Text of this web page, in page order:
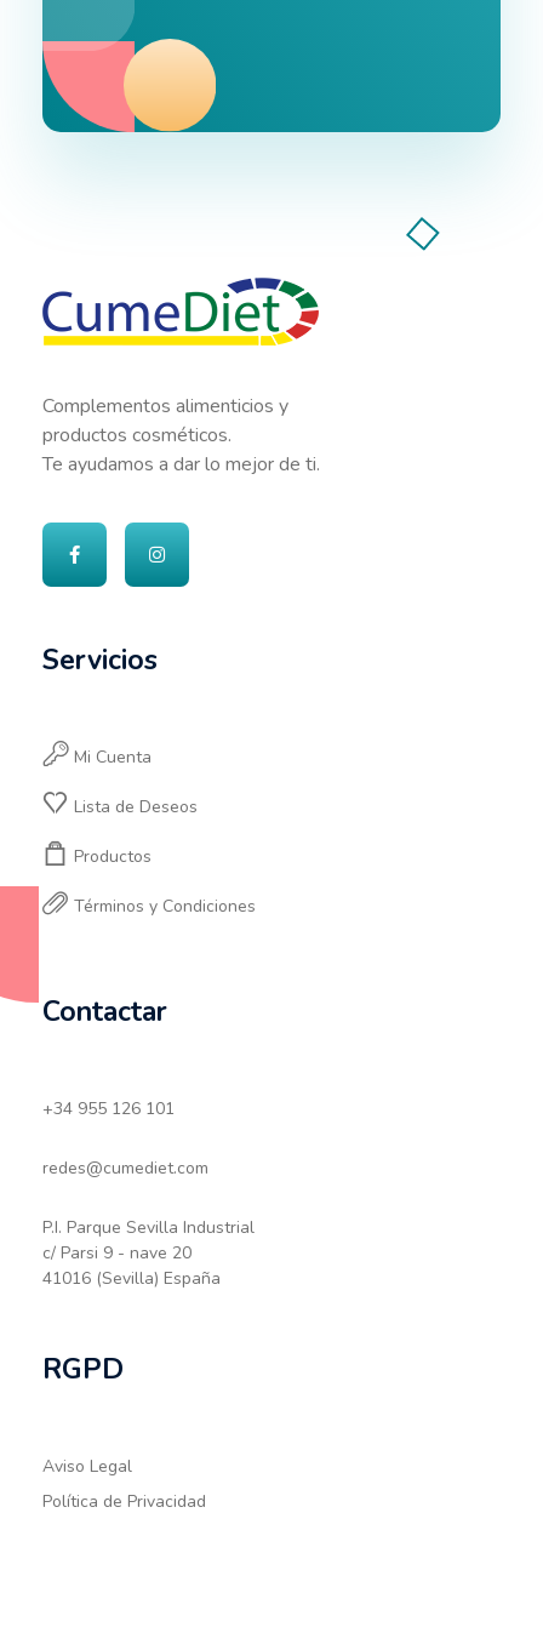
Complementos alimenticios y
productos cosméticos.
Te ayudamos a dar lo mejor de ti.
Servicios
Mi Cuenta
Lista de Deseos
Productos
Términos y Condiciones
Contactar
+34 955 126 101
redes@cumediet.com
P.I. Parque Sevilla Industrial
c/ Parsi 9 - nave 20
41016 (Sevilla) España
RGPD
Aviso Legal
Política de Privacidad